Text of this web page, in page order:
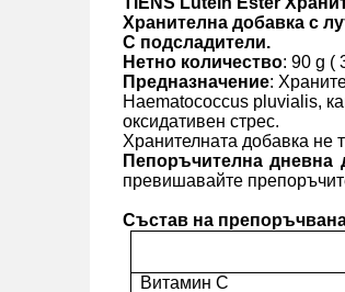
Хранителна добавка с
С подсладители.
Нетно количество: 90 g (
Предназначение:
Haematococcus pluvialis,
оксидативен стрес.
Хранителната добавка не
Пепоръчителна дневна
превишавайте
Състав на
Витамин С